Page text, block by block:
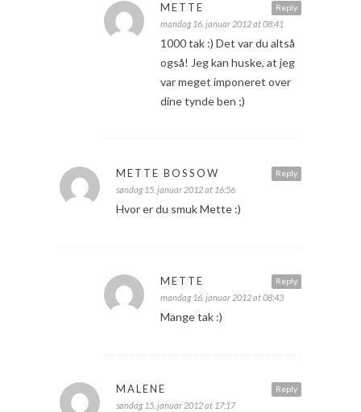
Reply
METTE
mandag 16. januar 2012 at 08:41
1000 tak :) Det var du altså
også! Jeg kan huske, at jeg
var meget imponeret over
dine tynde ben ;)
Reply
METTE BOSSOW
søndag 15. januar 2012 at 16:56
Hvor er du smuk Mette :)
Reply
METTE
mandag 16. januar 2012 at 08:43
Mange tak :)
Reply
MALENE
søndag 15. januar 2012 at 17:17